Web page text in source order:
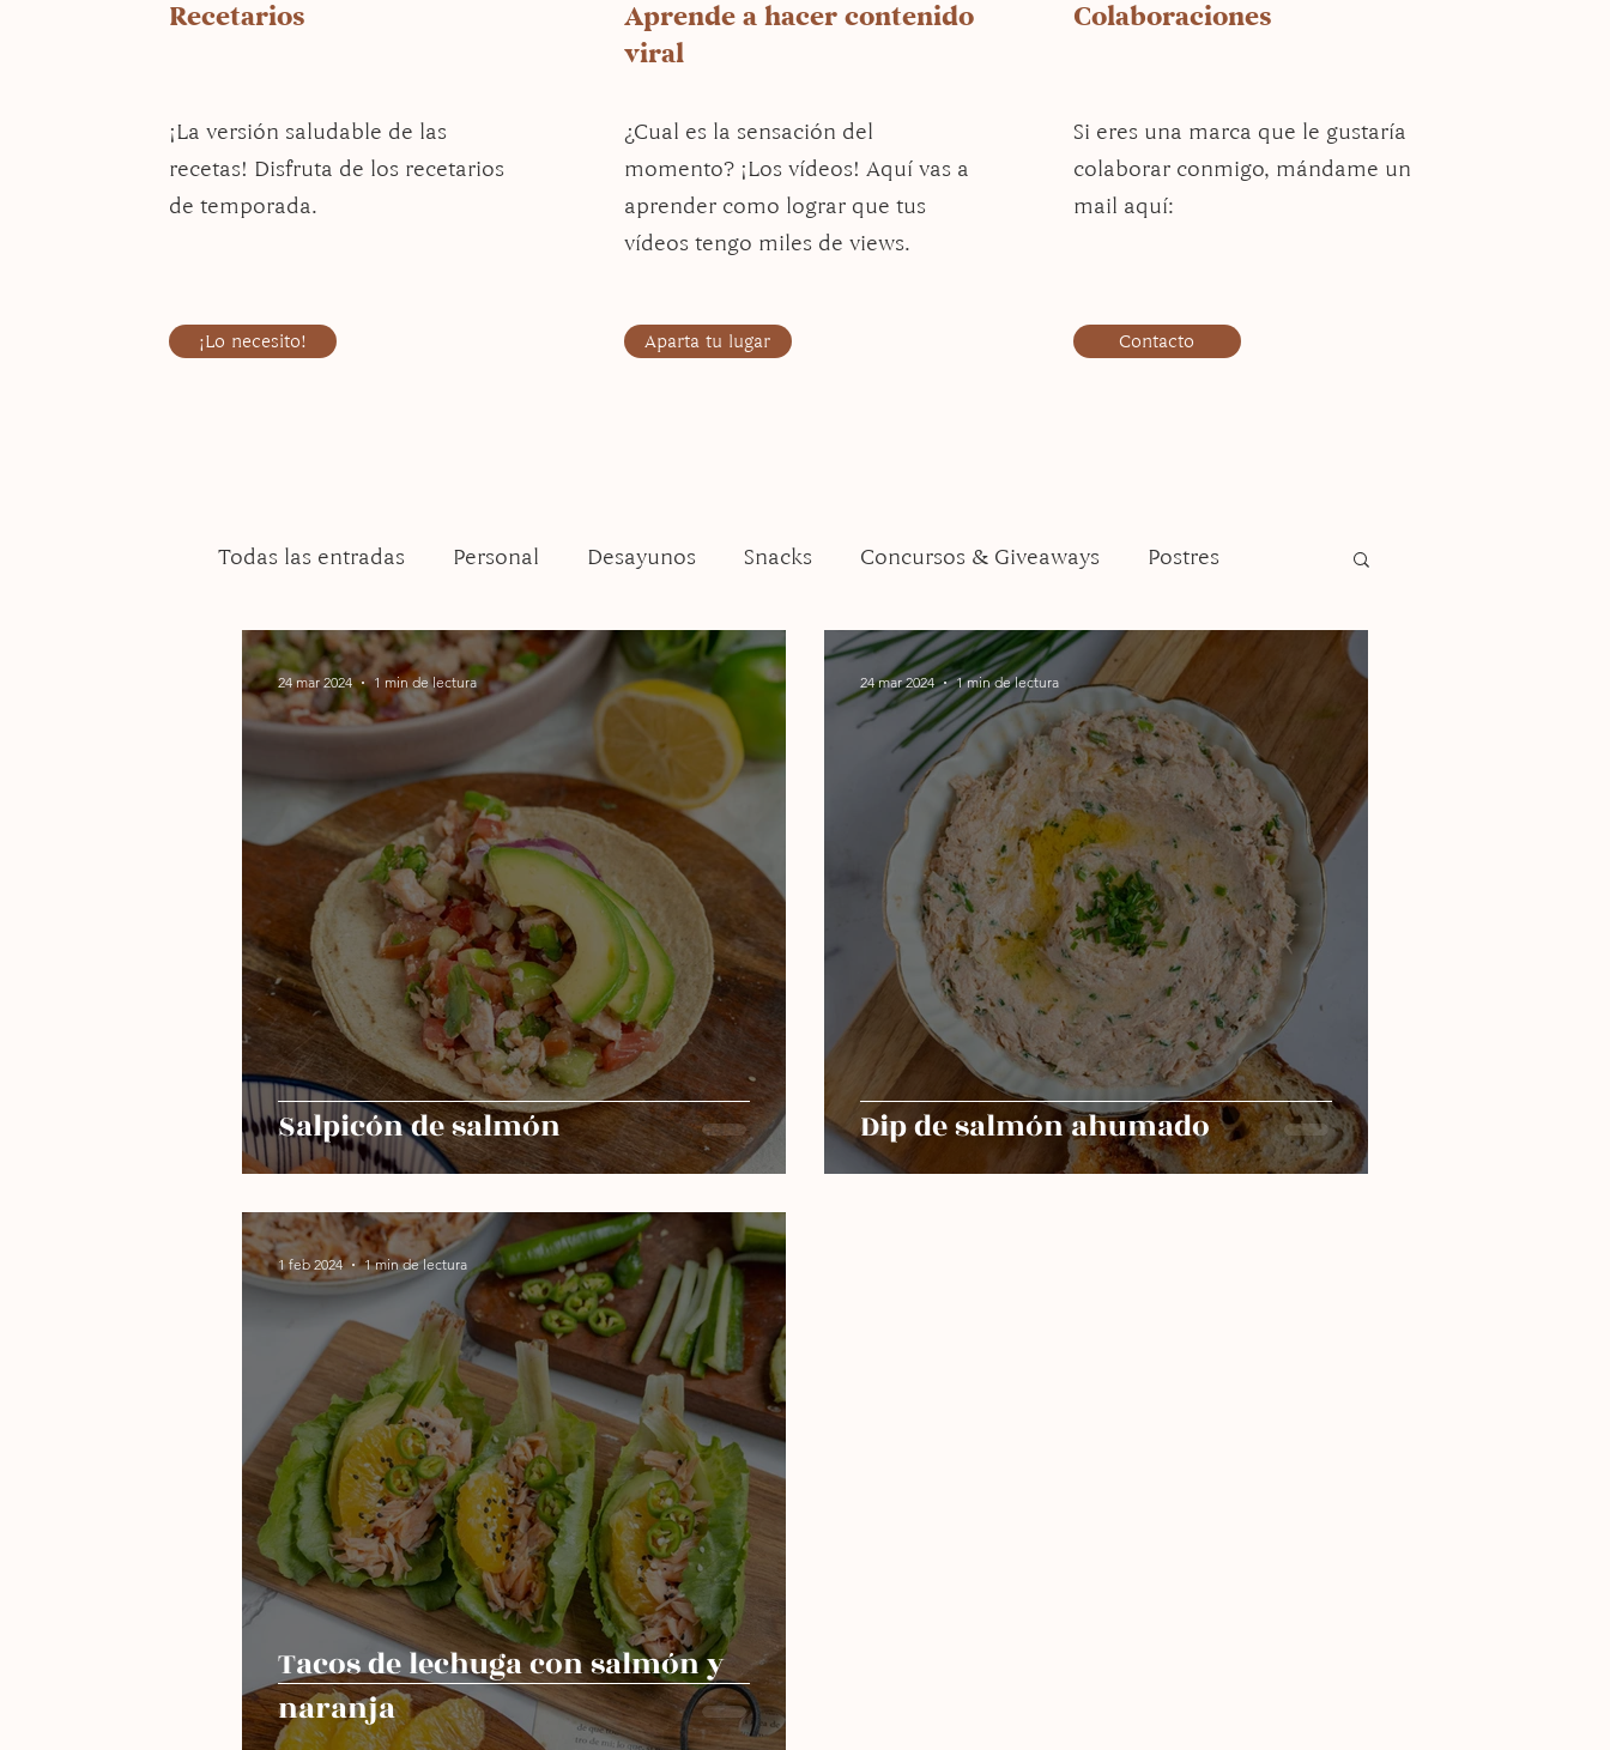
Recetarios
¡La versión saludable de las
recetas! Disfruta de los recetarios
de temporada.
¡Lo necesito!
Aprende a hacer contenido
viral
¿Cual es la sensación del
momento? ¡Los vídeos! Aquí vas a
aprender como lograr que tus
vídeos tengo miles de views.
Aparta tu lugar
Colaboraciones
Si eres una marca que le gustaría
colaborar conmigo, mándame un
mail aquí:
Contacto
Todas las entradas Personal Desayunos Snacks Concursos & Giveaways Postres
Side dishes Navidad Thanksgiving Ensaladas Pastas Vegano Plato fuerte
Sin horno Sin azúcar Más recientes
Salpicón de salmón
24 mar 2024 1 min de lectura
Dip de salmón ahumado
24 mar 2024 1 min de lectura
Tacos de lechuga con salmón y
naranja
1 feb 2024 1 min de lectura